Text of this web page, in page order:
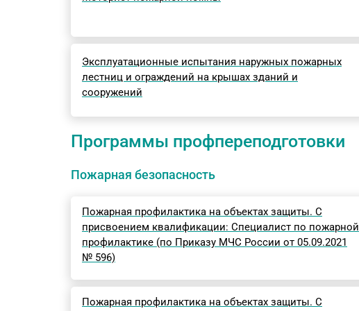
Эксплуатационные испытания наружных пожарных
лестниц и ограждений на крышах зданий и
сооружений
Программы профпереподготовки
Пожарная безопасность
Пожарная профилактика на объектах защиты. С
присвоением квалификации: Специалист по пожарной
профилактике (по Приказу МЧС России от 05.09.2021
№ 596)
Пожарная профилактика на объектах защиты. С